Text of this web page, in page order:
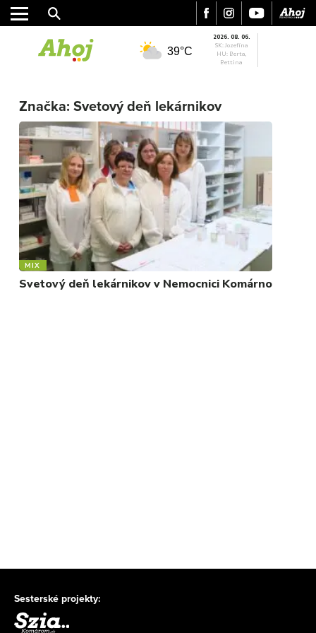
REGIÓN
ŠPORT
KULTÚRA
FOTKY
VIDEO
MIX
39°C
2026. 08. 06.
SK: Jozefína
HU: Berta,
Bettina
Značka: Svetový deň lekárnikov
MIX
Svetový deň lekárnikov v Nemocnici Komárno
Sesterské projekty: